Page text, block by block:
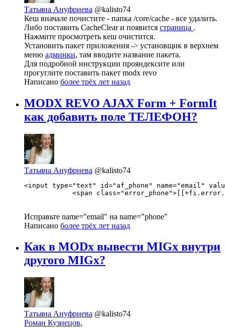
Татьяна Ануфриева @kalisto74
Кеш вначале почистите - папка /core/cache - все удалить.
Либо поставить CacheClear и появится страница .
Нажмите просмотреть кеш очистится.
Установить пакет приложения -> установщик в верхнем
меню админки, там вводите название пакета.
Для подробной инструкции прояндексите или
прогуглите поставить пакет modx revo
Написано более трёх лет назад
MODX REVO AJAX Form + FormIt
как добавить поле ТЕЛЕФОН?
Татьяна Ануфриева @kalisto74
<input type="text" id="af_phone" name="email"
<span
Исправьте name="email" на name="phone"
Написано более трёх лет назад
Как в MODx вывести MIGx внутри
другого MIGx?
Татьяна Ануфриева @kalisto74
Роман Кузнецов,